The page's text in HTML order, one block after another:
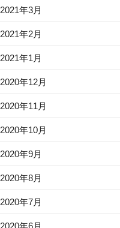
2021年3月
2021年2月
2021年1月
2020年12月
2020年11月
2020年10月
2020年9月
2020年8月
2020年7月
2020年6月